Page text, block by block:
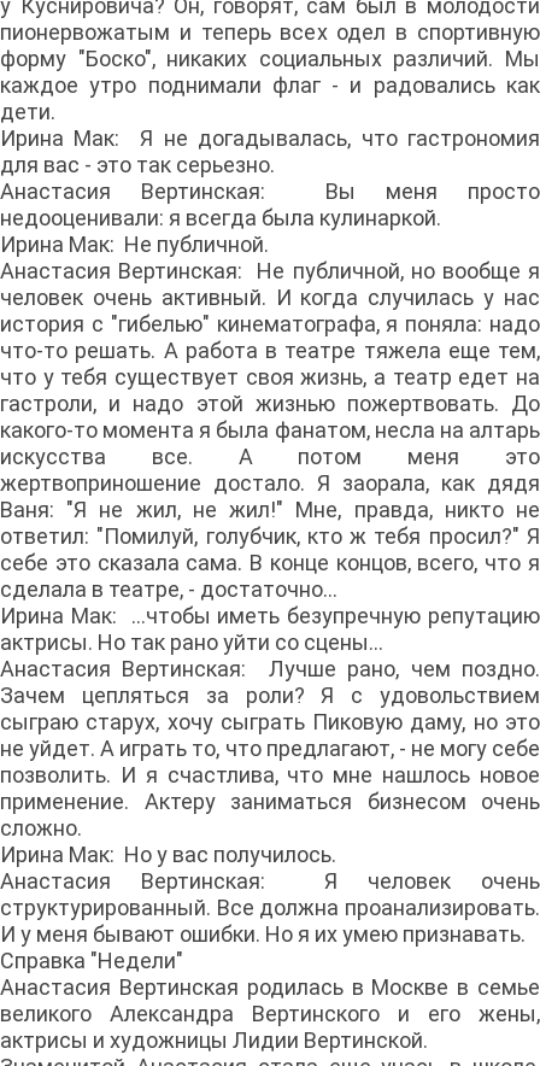
у Куснировича? Он, говорят, сам был в молодости
пионервожатым и теперь всех одел в спортивную
форму "Боско", никаких социальных различий. Мы
каждое утро поднимали флаг - и радовались как
дети.
Ирина Мак: Я не догадывалась, что гастрономия
для вас - это так серьезно.
Анастасия Вертинская: Вы меня просто
недооценивали: я всегда была кулинаркой.
Ирина Мак: Не публичной.
Анастасия Вертинская: Не публичной, но вообще я
человек очень активный. И когда случилась у нас
история с "гибелью" кинематографа, я поняла: надо
что-то решать. А работа в театре тяжела еще тем,
что у тебя существует своя жизнь, а театр едет на
гастроли, и надо этой жизнью пожертвовать. До
какого-то момента я была фанатом, несла на алтарь
искусства все. А потом меня это
жертвоприношение достало. Я заорала, как дядя
Ваня: "Я не жил, не жил!" Мне, правда, никто не
ответил: "Помилуй, голубчик, кто ж тебя просил?" Я
себе это сказала сама. В конце концов, всего, что я
сделала в театре, - достаточно...
Ирина Мак: ...чтобы иметь безупречную репутацию
актрисы. Но так рано уйти со сцены...
Анастасия Вертинская: Лучше рано, чем поздно.
Зачем цепляться за роли? Я с удовольствием
сыграю старух, хочу сыграть Пиковую даму, но это
не уйдет. А играть то, что предлагают, - не могу себе
позволить. И я счастлива, что мне нашлось новое
применение. Актеру заниматься бизнесом очень
сложно.
Ирина Мак: Но у вас получилось.
Анастасия Вертинская: Я человек очень
структурированный. Все должна проанализировать.
И у меня бывают ошибки. Но я их умею признавать.
Справка "Недели"
Анастасия Вертинская родилась в Москве в семье
великого Александра Вертинского и его жены,
актрисы и художницы Лидии Вертинской.